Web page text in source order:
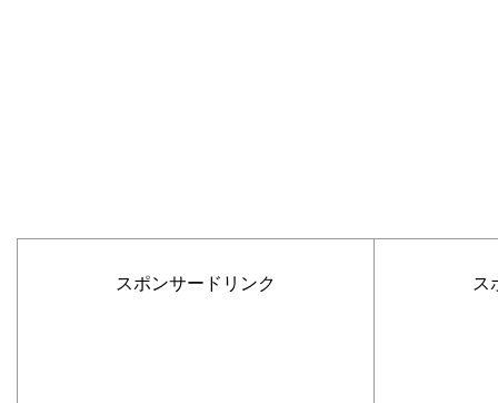
スポンサードリンク ス